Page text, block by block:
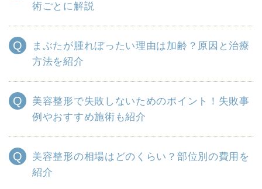
術ごとに解説
まぶたが腫れぼったい理由は加齢？原因と治療
方法を紹介
美容整形で失敗しないためのポイント！失敗事
例やおすすめ施術も紹介
美容整形の相場はどのくらい？部位別の費用を
紹介